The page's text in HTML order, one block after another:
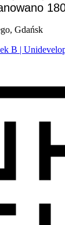
Gdańsk
B |